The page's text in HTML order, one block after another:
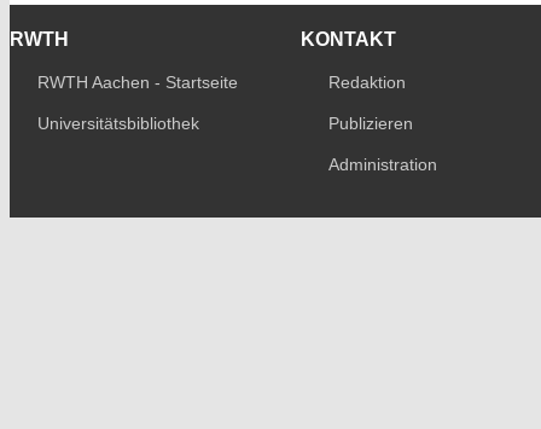
RWTH
RWTH Aachen - Startseite
Universitätsbibliothek
KONTAKT
Redaktion
Publizieren
Administration